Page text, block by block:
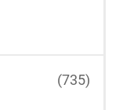
(735)